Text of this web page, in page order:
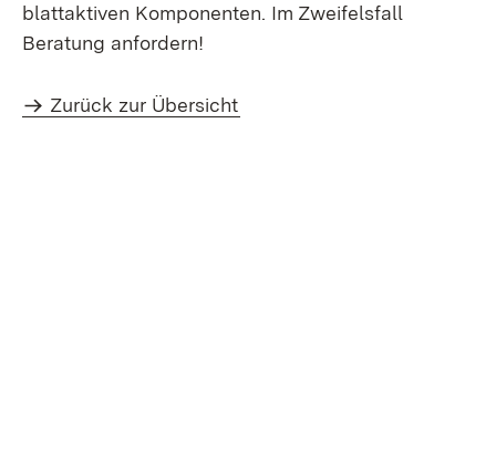
blattaktiven Komponenten. Im Zweifelsfall
Beratung anfordern!
Zurück zur Übersicht